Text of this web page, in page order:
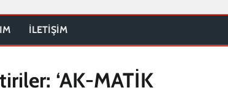
İLETİŞİM
‘AK-MATİK